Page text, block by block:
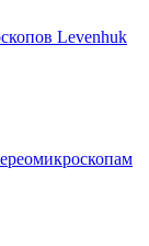
Levenhuk